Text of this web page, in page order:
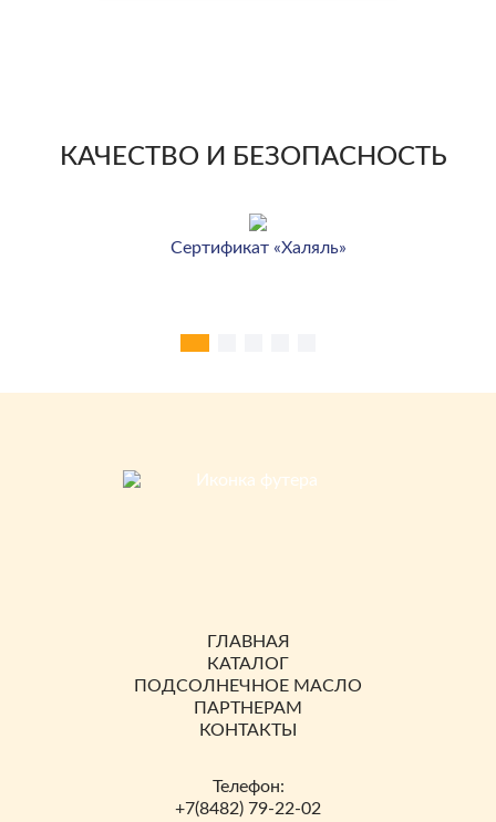
КАЧЕСТВО И БЕЗОПАСНОСТЬ
Сертификат «Халяль»
ГЛАВНАЯ
КАТАЛОГ
ПОДСОЛНЕЧНОЕ МАСЛО
ПАРТНЕРАМ
КОНТАКТЫ
Телефон:
+7(8482) 79-22-02